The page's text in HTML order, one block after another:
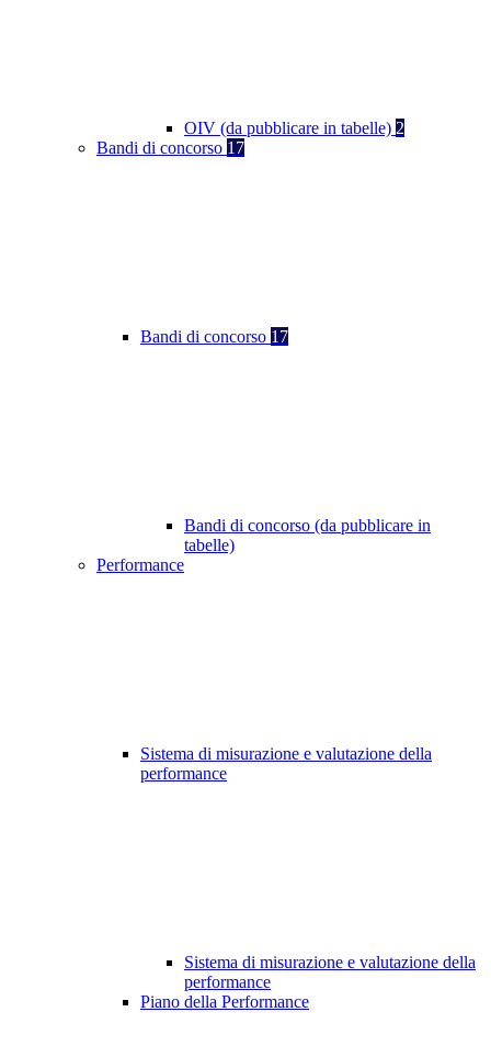
OIV (da pubblicare in tabelle) 2
Bandi di concorso 17
Bandi di concorso 17
Bandi di concorso (da pubblicare in
tabelle)
Performance
Sistema di misurazione e valutazione della
performance
Sistema di misurazione e valutazione della
performance
Piano della Performance